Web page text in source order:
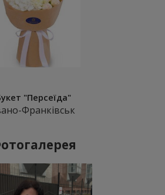
"Персеїда"
Франківськ